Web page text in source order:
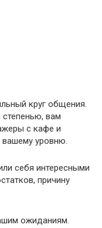
круг общения.
степенью, вам
с кафе и
вашему уровню.
себя интересными
причину
ожиданиям.